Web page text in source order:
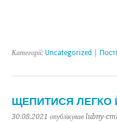
Категорії: Uncategorized
ЩЕПИТИСЯ ЛЕГКО
30.08.2021 опублікував lubny-